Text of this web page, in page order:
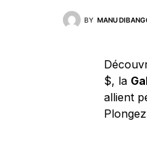
BY MANU
$, la
allient